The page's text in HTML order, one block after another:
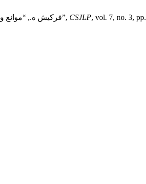
بایزیدنژاد م. ., شریفی ا., and فرکیش ه., “موانع و چالش‌های فراروی قابلیت اعمال حکمرانی خوب در نظام گمرکی ایران”, CSJLP, vol. 7, no. 3,